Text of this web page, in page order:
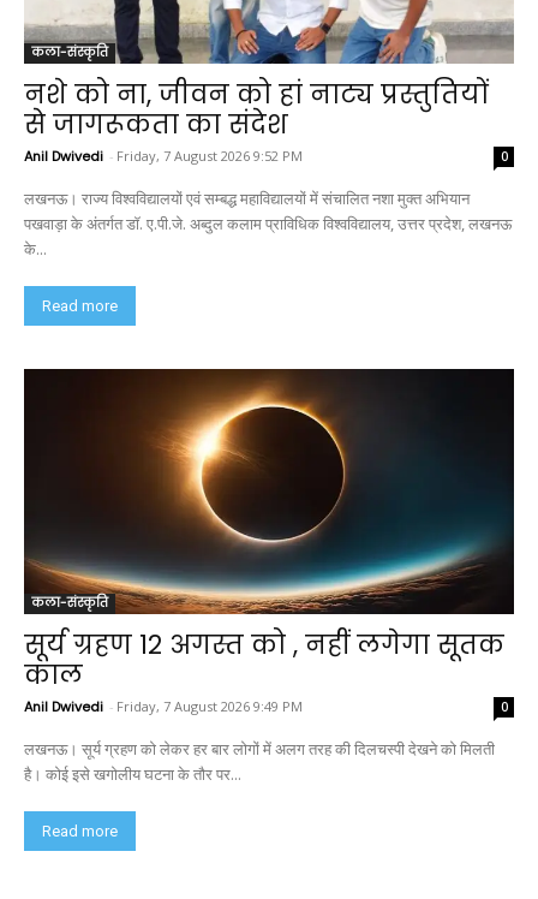
कला-संस्कृति
नशे को ना, जीवन को हां नाट्य प्रस्तुतियों
से जागरूकता का संदेश
Anil Dwivedi - Friday, 7 August 2026 9:52 PM 0
लखनऊ। राज्य विश्वविद्यालयों एवं सम्बद्ध महाविद्यालयों में संचालित नशा मुक्त अभियान
पखवाड़ा के अंतर्गत डॉ. ए.पी.जे. अब्दुल कलाम प्राविधिक विश्वविद्यालय, उत्तर प्रदेश, लखनऊ
के...
Read more
कला-संस्कृति
सूर्य ग्रहण 12 अगस्त को , नहीं लगेगा सूतक
काल
Anil Dwivedi - Friday, 7 August 2026 9:49 PM 0
लखनऊ। सूर्य ग्रहण को लेकर हर बार लोगों में अलग तरह की दिलचस्पी देखने को मिलती
है। कोई इसे खगोलीय घटना के तौर पर...
Read more